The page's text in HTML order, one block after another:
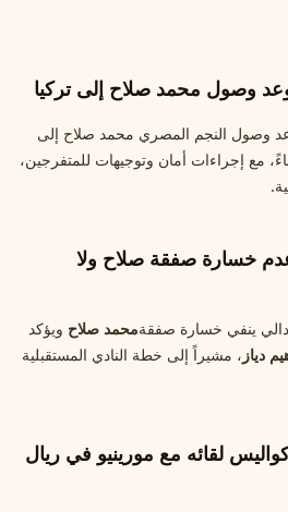
وصول محمد صلاح إلى تركيا
وصول النجم المصري محمد صلاح إلى
مع إجراءات أمان وتوجيهات للمتفرجين،
خسارة صفقة صلاح ولا
ينفي خسارة صفقةمحمد صلاح ويؤكد
دياز ، مشيراً إلى خطة النادي المستقبلية
لقائه مع مورينيو في ريال